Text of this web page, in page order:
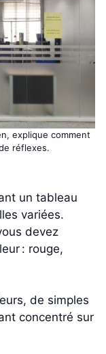
explique comment
réflexes.
un tableau
variées.
devez
: rouge,
de simples
concentré sur